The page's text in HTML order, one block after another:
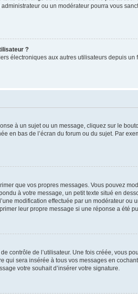
ou un modérateur pourra vous
?
électroniques aux autres utilisateurs depuis un
à un sujet ou un message, cliquez sur le
en bas de l’écran du forum ou du sujet. Par
que vos propres messages. Vous pouvez
à votre message, un petit texte situé en
modification effectuée par un modérateur
leur propre message si une réponse a été
contrôle de l’utilisateur. Une fois créée, vous
sera insérée à tous vos messages en
votre souhait d’insérer votre signature.